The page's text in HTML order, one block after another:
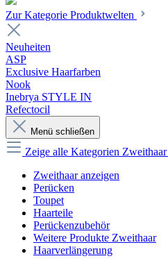
Zur Kategorie Produktwelten
Neuheiten
ASP
Exclusive Haarfarben
Nook
Inebrya STYLE IN
Refectocil
Menü schließen
Zeige alle Kategorien Zweithaar
Zweithaar anzeigen
Perücken
Toupet
Haarteile
Perückenzubehör
Weitere Produkte Zweithaar
Haarverlängerung